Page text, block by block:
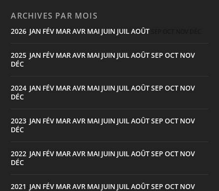
ARCHIVES PAR MOIS
2026 JAN FÉV MAR AVR MAI JUIN JUIL AOÛT
2025 JAN FÉV MAR AVR MAI JUIN JUIL AOÛTSEP OCT NOV
DÉC
2024 JAN FÉV MAR AVR MAI JUIN JUIL AOÛTSEP OCT NOV
DÉC
2023 JAN FÉV MAR AVR MAI JUIN JUIL AOÛTSEP OCT NOV
DÉC
2022 JAN FÉV MAR AVR MAI JUIN JUIL AOÛTSEP OCT NOV
DÉC
2021 JAN FÉV MAR AVR MAI JUIN JUIL AOÛTSEP OCT NOV